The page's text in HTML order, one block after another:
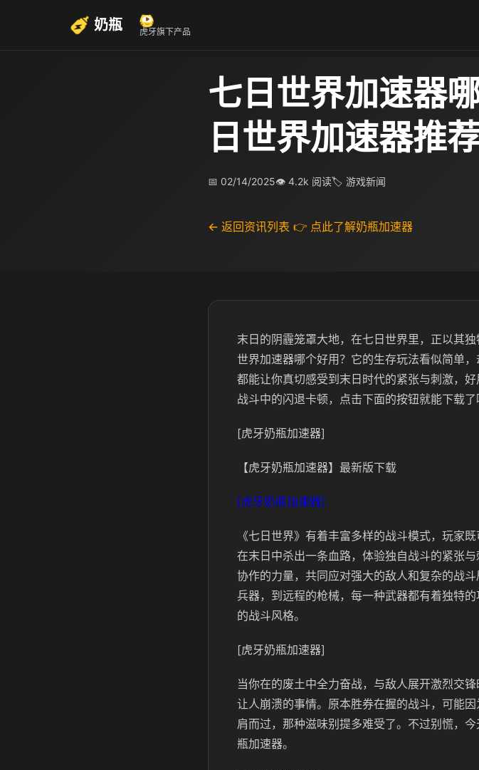
奶瓶 虎牙旗下产品
七日世界加速器
日世界加速器推
📅 02/14/2025👁 4.2k 阅读🏷 游戏新闻
← 返回资讯列表 👉 点此了解奶瓶加速器
末日的阴霾笼罩大地，在七日世界里，正以其
世界加速器哪个好用？它的生存玩法看似简单
都能让你真切感受到末日时代的紧张与刺激，
战斗中的闪退卡顿，点击下面的按钮就能下载了
[虎牙奶瓶加速器]
【虎牙奶瓶加速器】最新版下载
[虎牙奶瓶加速器]
《七日世界》有着丰富多样的战斗模式，玩家
在末日中杀出一条血路，体验独自战斗的紧张
协作的力量，共同应对强大的敌人和复杂的战
兵器，到远程的枪械，每一种武器都有着独特
的战斗风格。
[虎牙奶瓶加速器]
当你在的废土中全力奋战，与敌人展开激烈交
让人崩溃的事情。原本胜券在握的战斗，可能
肩而过，那种滋味别提多难受了。不过别慌，
瓶加速器。